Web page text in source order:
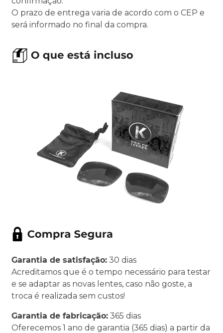
O prazo de entrega varia de acordo com o CEP e
será informado no final da compra.
Garantia de satisfação: 30 dias
Acreditamos que é o tempo necessário para testar
e se adaptar as novas lentes, caso não goste, a
troca é realizada sem custos!
Garantia de fabricação: 365 dias
Oferecemos 1 ano de garantia (365 dias) a partir da